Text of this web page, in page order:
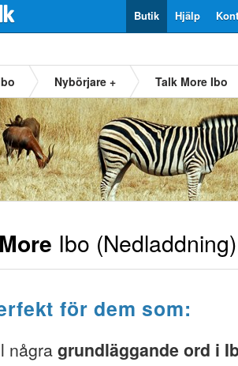
Hjälp
Butik
Nybörjare + Talk More Ibo
Ibo
för dem som:
någragrundläggande ord i